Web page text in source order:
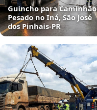
Guincho para Caminhão
Pesado no Iná, São José
dos Pinhais‑PR